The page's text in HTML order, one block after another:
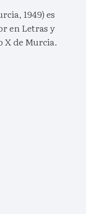
1949) es
en Letras y
X de Murcia.